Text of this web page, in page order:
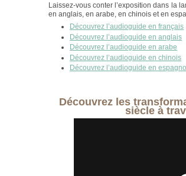
Laissez-vous conter l’exposition dans la
en anglais, en arabe, en chinois et en
Découvrez l’audioguide en français
Découvrez l’audioguide en anglais
Découvrez l’audioguide en arabe
Découvrez l’audioguide en chinois
Découvrez l’audioguide en
Découvrez les
siècle à